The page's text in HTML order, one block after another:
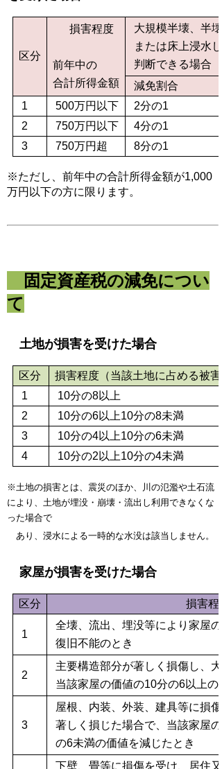
区分
損害程度
前年中の
合計所得金額
大規模半壊、半壊
または床上浸水し
判断できる場合
減免割合
1
500万円以下
2分の1
2
750万円以下
4分の1
3
750万円超 8分の1
※ただし、前年中の合計所得金額が1,000
万円以下の方に限ります。
固定資産税の減免につい
て
土地が損害を受けた場合
区分
損害程度（当該土地に占める被害
1
10分の8以上
2
10分の6以上10分の8未満
3
10分の4以上10分の6未満
4
10分の2以上10分の4未満
※土地の損害とは、震災のほか、川の氾濫や土石流
により、土地が埋没・崩壊・流出し利用できなくな
った場合で
あり、浸水による一時的な水没は該当しません。
家屋が損害を受けた場合
区分 損害程
1
全壊、流出、埋没等により家屋
復旧不能のとき
2
主要構造部分が著しく損傷し、
当該家屋の価値の10分の6以上の
3
屋根、内装、外装、建具等に損
著しく損じた場合で、当該家屋
の6未満の価値を減じたとき
下壁、畳等に損傷を受け、居住